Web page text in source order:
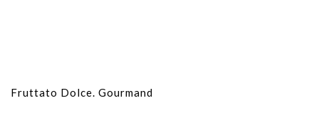
Fruttato Dolce. Gourmand